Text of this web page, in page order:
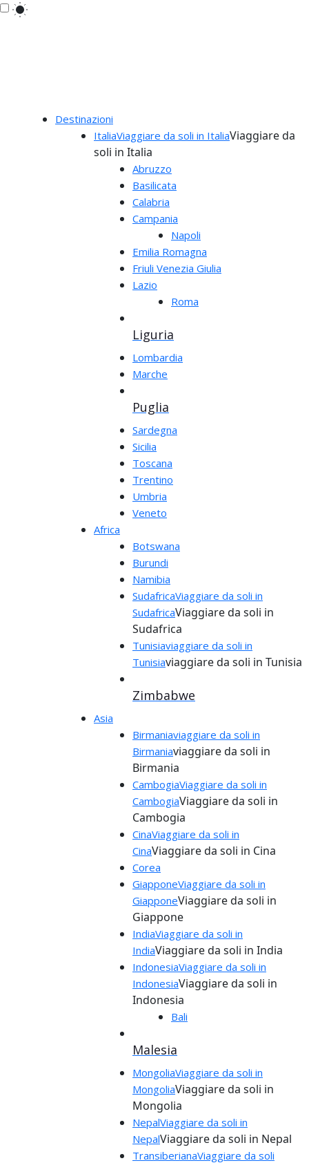
Destinazioni
ItaliaViaggiare da soli in ItaliaViaggiare da
soli in Italia
Abruzzo
Basilicata
Calabria
Campania
Napoli
Emilia Romagna
Friuli Venezia Giulia
Lazio
Roma
Liguria
Lombardia
Marche
Puglia
Sardegna
Sicilia
Toscana
Trentino
Umbria
Veneto
Africa
Botswana
Burundi
Namibia
SudafricaViaggiare da soli in
SudafricaViaggiare da soli in
Sudafrica
Tunisiaviaggiare da soli in
Tunisiaviaggiare da soli in Tunisia
Zimbabwe
Asia
Birmaniaviaggiare da soli in
Birmaniaviaggiare da soli in
Birmania
CambogiaViaggiare da soli in
CambogiaViaggiare da soli in
Cambogia
CinaViaggiare da soli in
CinaViaggiare da soli in Cina
Corea
GiapponeViaggiare da soli in
GiapponeViaggiare da soli in
Giappone
IndiaViaggiare da soli in
IndiaViaggiare da soli in India
IndonesiaViaggiare da soli in
IndonesiaViaggiare da soli in
Indonesia
Bali
Malesia
MongoliaViaggiare da soli in
MongoliaViaggiare da soli in
Mongolia
NepalViaggiare da soli in
NepalViaggiare da soli in Nepal
TransiberianaViaggiare da soli